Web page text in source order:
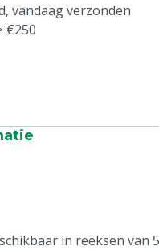
vandaag verzonden
€250
in reeksen van